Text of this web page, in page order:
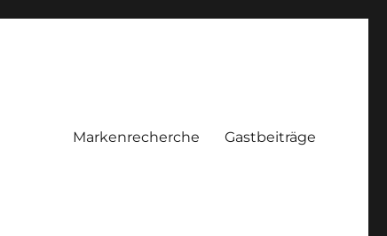
Markenrecherche Gastbeiträge